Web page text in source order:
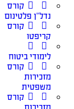
קורס
נדל”ן פלטינום
קורס
קריפטו
לימודי ביטוח
קורס
מזכירות
משפטית
קורס
מזכירות